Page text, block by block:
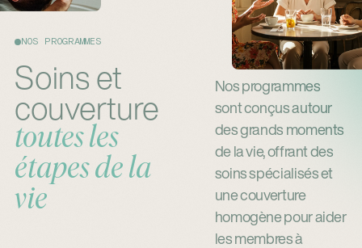
NOS PROGRAMMES
Soins et
couverture
toutes les
étapes de la
vie
Nos programmes
sont conçus autour
des grands moments
de la vie, offrant des
soins spécialisés et
une couverture
homogène pour aider
les membres à